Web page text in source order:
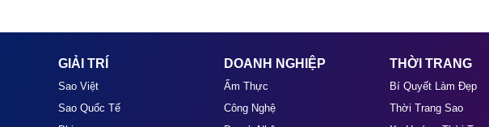
GIẢI TRÍ
Sao Việt
Sao Quốc Tế
DOANH NGHIỆP
Ẩm Thực
Công Nghệ
THỜI TRANG
Bí Quyết Làm Đẹp
Thời Trang Sao